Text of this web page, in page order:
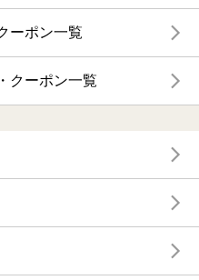
ーポン一覧
クーポン一覧